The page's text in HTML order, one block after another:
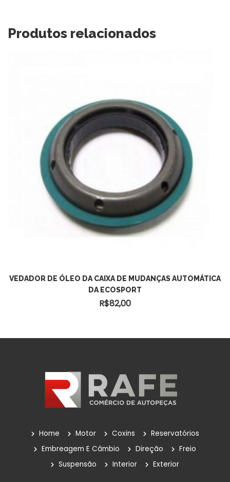
Produtos relacionados
VEDADOR DE ÓLEO DA CAIXA DE MUDANÇAS AUTOMÁTICA
DA ECOSPORT
R$82,00
Home Motor Coxins
Reservatórios
Embreagem E Câmbio
Direção
Freio
Suspensão
Interior Exterior